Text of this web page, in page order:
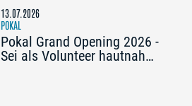
13.07.2026
POKAL
Pokal Grand Opening 2026 -
Sei als Volunteer hautnah